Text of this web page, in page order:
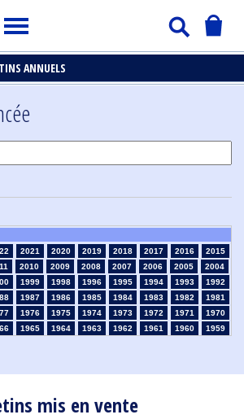
ANNUELS
mis en vente
2021 2020 2019 2018 2017 2016
2015
2010 2009 2008 2007 2006 2005
2004
1999 1998 1996 1995 1994 1993
1992
1987 1986 1985 1984 1983 1982
1981
1976 1975 1974 1973 1972 1971
1970
1965 1964 1963 1962 1961 1960
1959
1925 1924 1915 1914 1913 1912
1911